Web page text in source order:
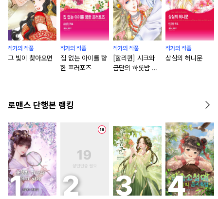
작가의 작품
그 빛이 찾아오면
작가의 작품
집 없는 아이를 향
한 프러포즈
작가의 작품
[할리퀸] 시크와
금단의 하룻밤 패
작가의 작품
상심의 허니문
로맨스 단행본 랭킹